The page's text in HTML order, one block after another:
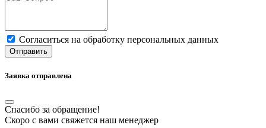
Cогласиться на обработку персональных данных
Отправить
Заявка отправлена
Спасибо за обращение!
Скоро с вами свяжется наш менеджер